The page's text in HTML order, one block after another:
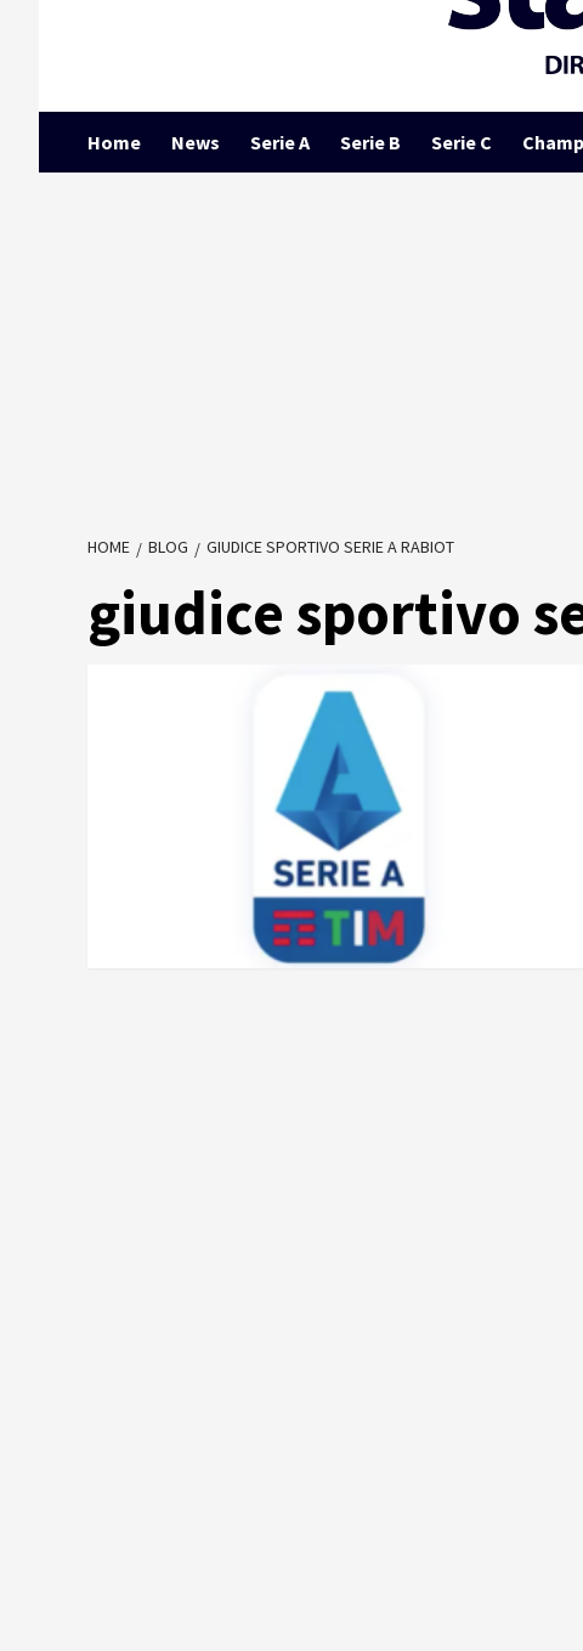
Home News Serie A Serie B Serie C
HOME BLOG GIUDICE SPORTIVO SERIE A RABIOT
giudice sportivo